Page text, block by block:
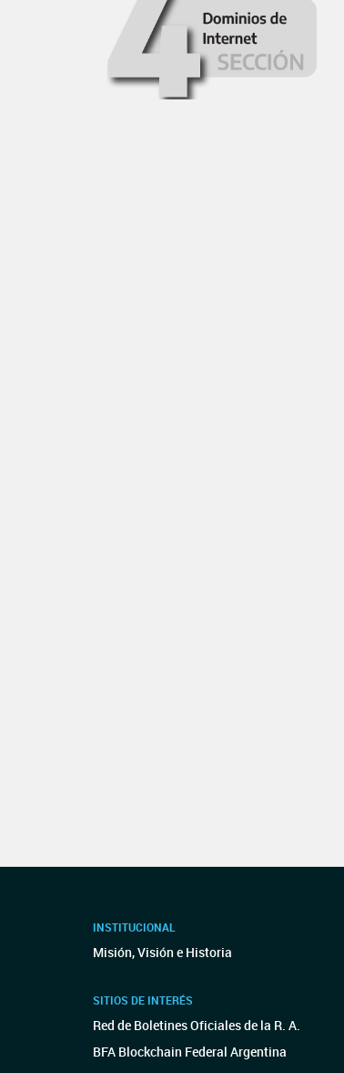
INSTITUCIONAL
Misión, Visión e Historia
SITIOS DE INTERÉS
Red de Boletines Oficiales de la R. A.
BFA Blockchain Federal Argentina